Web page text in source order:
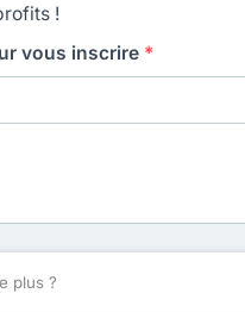
!
vous inscrire *
plus ?